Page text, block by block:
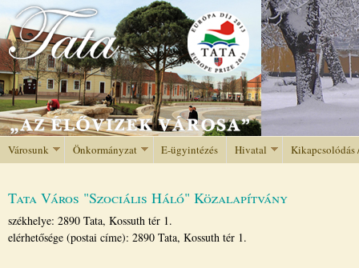
Jump to navigation
Városunk Önkormányzat E-ügyintézés Hivatal Kikapcsolódás
Tata Város "Szociális Háló" Közalapítvány
székhelye: 2890 Tata, Kossuth tér 1.
elérhetősége (postai címe): 2890 Tata, Kossuth tér 1.